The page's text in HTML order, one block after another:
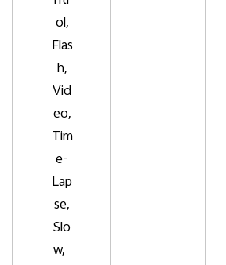
ol,
Flas
h,
Vid
eo,
Tim
e-
Lap
se,
Slo
w,